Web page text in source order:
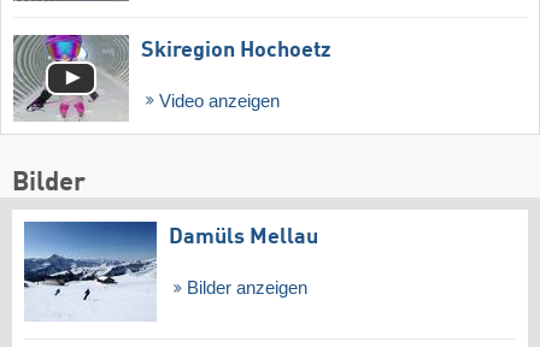
Skiregion Hochoetz
Video anzeigen
Bilder
Damüls Mellau
Bilder anzeigen